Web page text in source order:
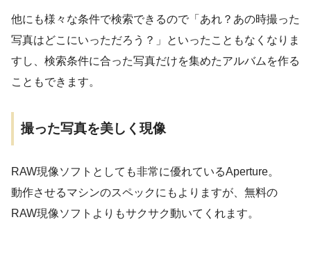
他にも様々な条件で検索できるので「あれ？あの時撮った
写真はどこにいっただろう？」といったこともなくなりま
すし、検索条件に合った写真だけを集めたアルバムを作る
こともできます。
撮った写真を美しく現像
RAW現像ソフトとしても非常に優れているAperture。
動作させるマシンのスペックにもよりますが、無料の
RAW現像ソフトよりもサクサク動いてくれます。